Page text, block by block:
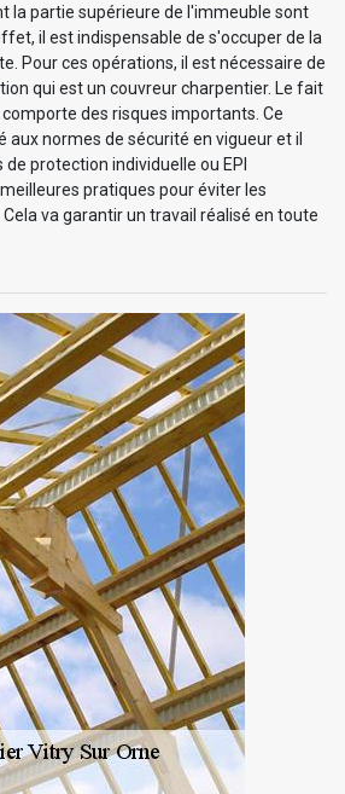
la partie supérieure de l'immeuble sont
il est indispensable de s'occuper de la
Pour ces opérations, il est nécessaire de
qui est un couvreur charpentier. Le fait
des risques importants. Ce
normes de sécurité en vigueur et il
protection individuelle ou EPI
pratiques pour éviter les
va garantir un travail réalisé en toute